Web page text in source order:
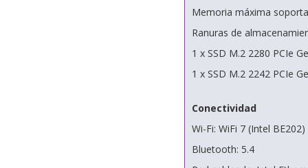
Memoria máxima
Ranuras de
1 x SSD M.2 2280 PCIe
1 x SSD M.2 2242 PCIe
Conectividad
Wi-Fi: WiFi 7 (Intel BE202)
Bluetooth: 5.4